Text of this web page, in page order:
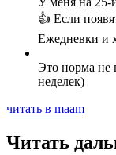
👍 Если
Ежедневки и
Это норма не
неделек)
читать в maam
Читать